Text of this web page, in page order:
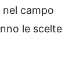
campo
le scelte